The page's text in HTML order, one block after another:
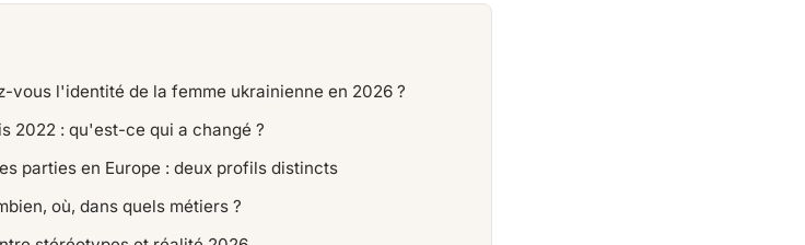
vous l'identité de la femme ukrainienne en 2026 ?
2022 : qu'est-ce qui a changé ?
parties en Europe : deux profils distincts
où, dans quels métiers ?